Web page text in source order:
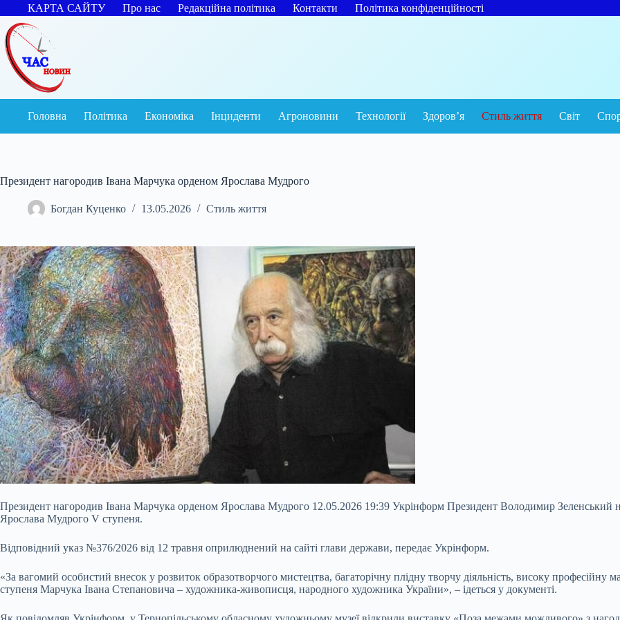
Перейти
до
вмісту
КАРТА САЙТУ Про нас Редакційна політика Контакти Політика конфіденційності
Головна Політика Економіка Інциденти Агроновини Технології Здоров’я Стиль життя Світ
Президент нагородив Івана Марчука орденом Ярослава Мудрого
Богдан Куценко 13.05.2026 Стиль життя
Президент нагородив Івана Марчука орденом Ярослава Мудрого 12.05.2026 19:39 Укрінформ Президент Володимир Зеленський
Ярослава Мудрого V ступеня.
Відповідний указ №376/2026 від 12 травня оприлюднений на сайті глави держави, передає Укрінформ.
«За вагомий особистий внесок у розвиток образотворчого мистецтва, багаторічну плідну творчу діяльність, високу
ступеня Марчука Івана Степановича – художника-живописця, народного художника України», – ідеться у документі.